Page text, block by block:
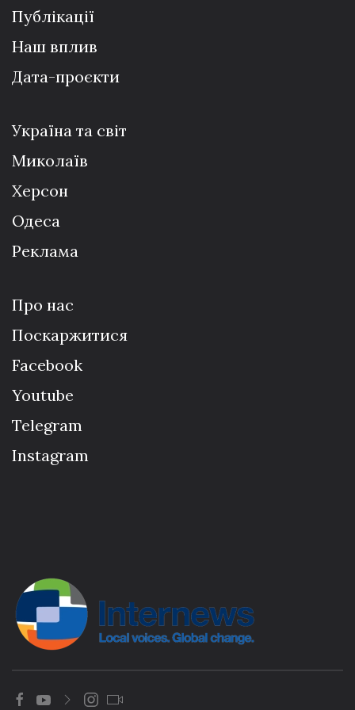
Публікації
Наш вплив
Дата-проєкти
Україна та світ
Миколаїв
Херсон
Одеса
Реклама
Про нас
Поскаржитися
Facebook
Youtube
Telegram
Instagram